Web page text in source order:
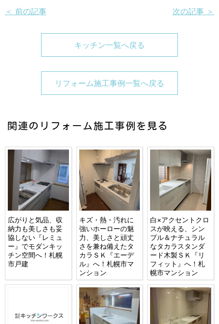
＜ 前の記事 次の記事 ＞
キッチン一覧へ戻る
リフォーム施工事例一覧へ戻る
関連のリフォーム施工事例を見る
広がりと気品、収
納力も美しさも妥
協しない『レミュ
ー』でモダンキッ
チン空間へ！札幌
市戸建
キズ・熱・汚れに
強いホーローの魅
力、美しさと頑丈
さを兼ね備えたタ
カラＳＫ『エーデ
ル』へ！札幌市マ
ンション
白×アクセントクロ
スが映える、シン
プル＆ナチュラル
なタカラスタンダ
ード木製ＳＫ『リ
フィット』へ！札
幌市マンション